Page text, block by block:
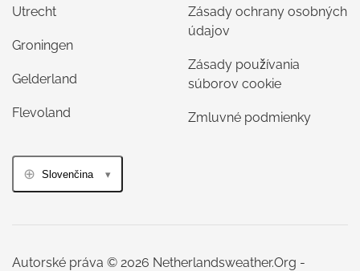
Utrecht
Groningen
Gelderland
Flevoland
Zásady ochrany osobných
údajov
Zásady používania
súborov cookie
Zmluvné podmienky
Slovenčina
Autorské práva © 2026 Netherlandsweather.Org -